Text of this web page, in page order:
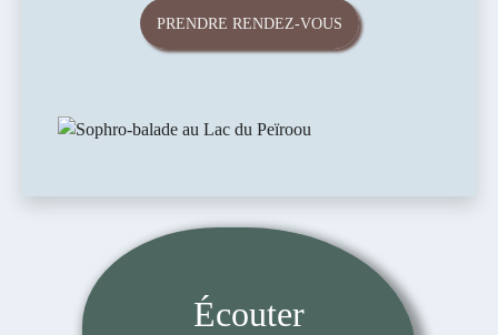
PRENDRE RENDEZ-VOUS
Écouter